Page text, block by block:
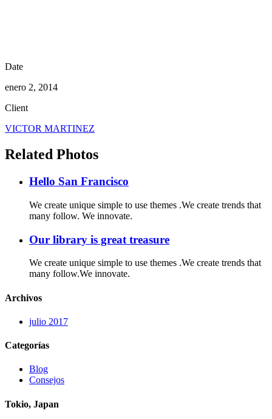
Date
enero 2, 2014
Client
VICTOR MARTINEZ
Related Photos
Hello San Francisco
We create unique simple to use themes .We create trends that
many follow. We innovate.
Our library is great treasure
We create unique simple to use themes .We create trends that
many follow.We innovate.
Archivos
julio 2017
Categorías
Blog
Consejos
Tokio, Japan